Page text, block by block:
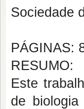
Sociedade
PÁGINAS:
RESUMO:
Este
de